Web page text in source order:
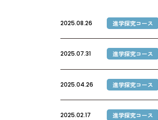
2025.08.26 進学探究コース
2025.07.31 進学探究コース
2025.04.26 進学探究コース
2025.02.17 進学探究コース